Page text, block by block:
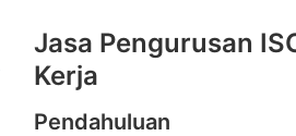
Jasa Pengurusan
Kerja
Pendahuluan